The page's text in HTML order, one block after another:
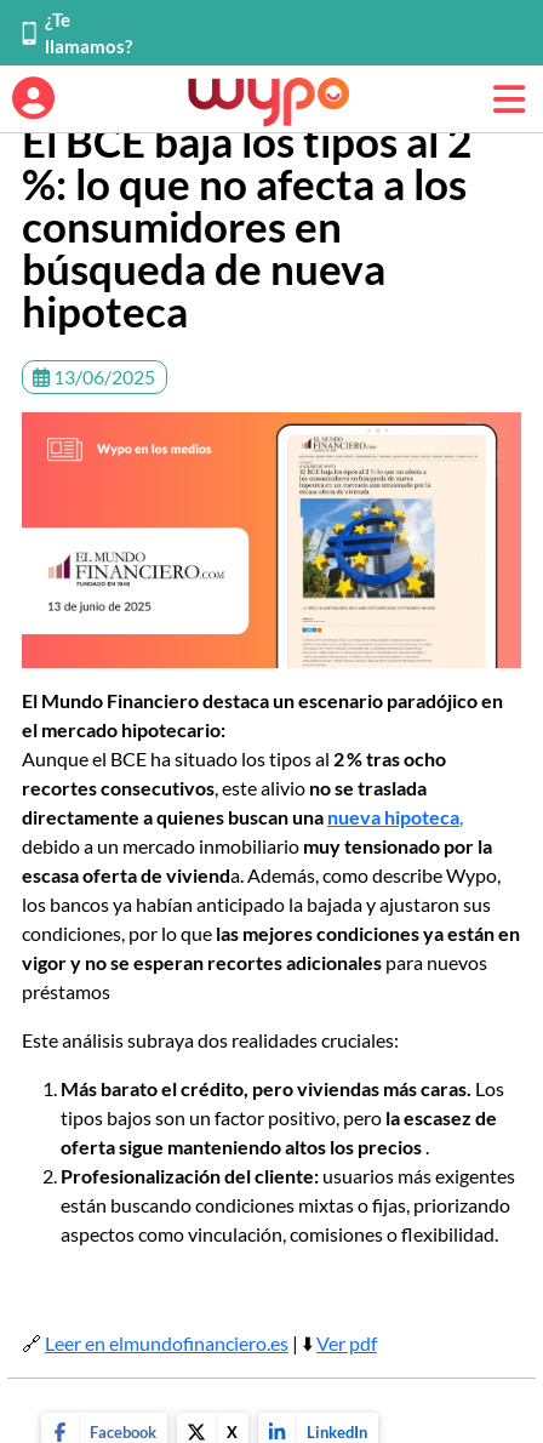
¿Te
llamamos?
El BCE baja los tipos al 2
%: lo que no afecta a los
consumidores en
búsqueda de nueva
hipoteca
13/06/2025
El Mundo Financiero destaca un escenario paradójico en
el mercado hipotecario:
Aunque el BCE ha situado los tipos al 2 % tras ocho
recortes consecutivos, este alivio no se traslada
directamente a quienes buscan una nueva hipoteca,
debido a un mercado inmobiliario muy tensionado por la
escasa oferta de vivienda. Además, como describe Wypo,
los bancos ya habían anticipado la bajada y ajustaron sus
condiciones, por lo que las mejores condiciones ya están en
vigor y no se esperan recortes adicionalespara nuevos
préstamos
Este análisis subraya dos realidades cruciales:
Más barato el crédito, pero viviendas más caras. Los
tipos bajos son un factor positivo, pero la escasez de
oferta sigue manteniendo altos los precios.
Profesionalización del cliente:usuarios más exigentes
están buscando condiciones mixtas o fijas, priorizando
aspectos como vinculación, comisiones o flexibilidad.
🔗 Leer en elmundofinanciero.es| ⬇️Ver pdf
Facebook X LinkedIn